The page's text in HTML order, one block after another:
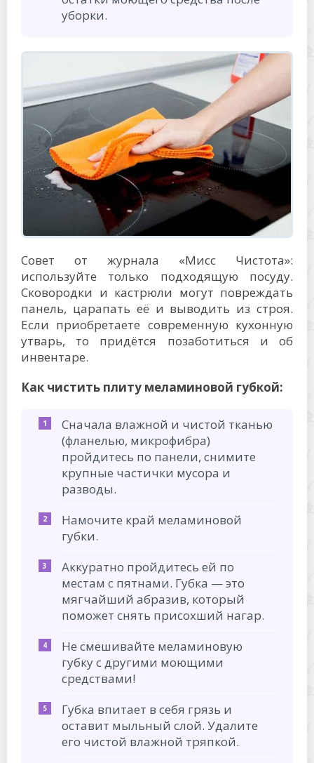
уборки.
Совет от журнала «Мисс Чистота»:
используйте только подходящую посуду.
Сковородки и кастрюли могут повреждать
панель, царапать её и выводить из строя.
Если приобретаете современную кухонную
утварь, то придётся позаботиться и об
инвентаре.
Как чистить плиту меламиновой губкой:
Сначала влажной и чистой тканью
(фланелью, микрофибра)
пройдитесь по панели, снимите
крупные частички мусора и
разводы.
Намочите край меламиновой
губки.
Аккуратно пройдитесь ей по
местам с пятнами. Губка — это
мягчайший абразив, который
поможет снять присохший нагар.
Не смешивайте меламиновую
губку с другими моющими
средствами!
Губка впитает в себя грязь и
оставит мыльный слой. Удалите
его чистой влажной тряпкой.